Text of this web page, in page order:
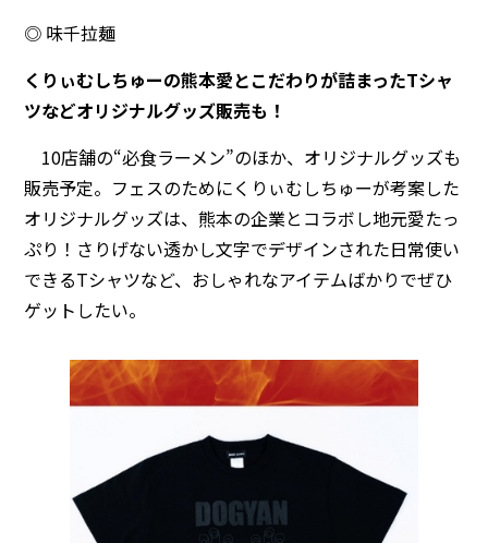
◎ 味千拉麺
くりぃむしちゅーの熊本愛とこだわりが詰まったTシャ
ツなどオリジナルグッズ販売も！
10店舗の“必食ラーメン”のほか、オリジナルグッズも
販売予定。フェスのためにくりぃむしちゅーが考案した
オリジナルグッズは、熊本の企業とコラボし地元愛たっ
ぷり！さりげない透かし文字でデザインされた日常使い
できるTシャツなど、おしゃれなアイテムばかりでぜひ
ゲットしたい。